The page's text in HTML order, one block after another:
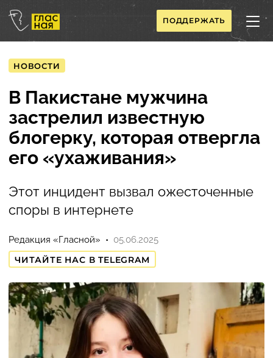
ПОДДЕРЖАТЬ
НОВОСТИ
В Пакистане мужчина
застрелил известную
блогерку, которая отвергла
его «ухаживания»
Этот инцидент вызвал ожесточенные
споры в интернете
Редакция «Гласной»
05.06.2025
ЧИТАЙТЕ НАС В TELEGRAM